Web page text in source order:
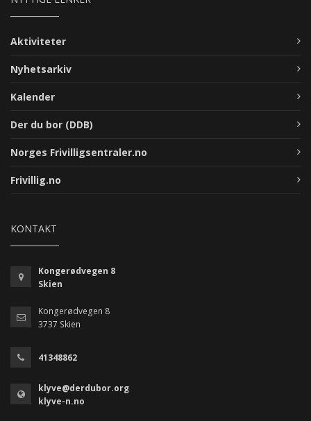
Aktiviteter
Nyhetsarkiv
Kalender
Der du bor (DDB)
Norges Frivilligsentraler.no
Frivillig.no
KONTAKT
Kongerødvegen 8
Skien
Kongerødvegen 8
3737 Skien
41348862
klyve@derdubor.org
klyve-n.no